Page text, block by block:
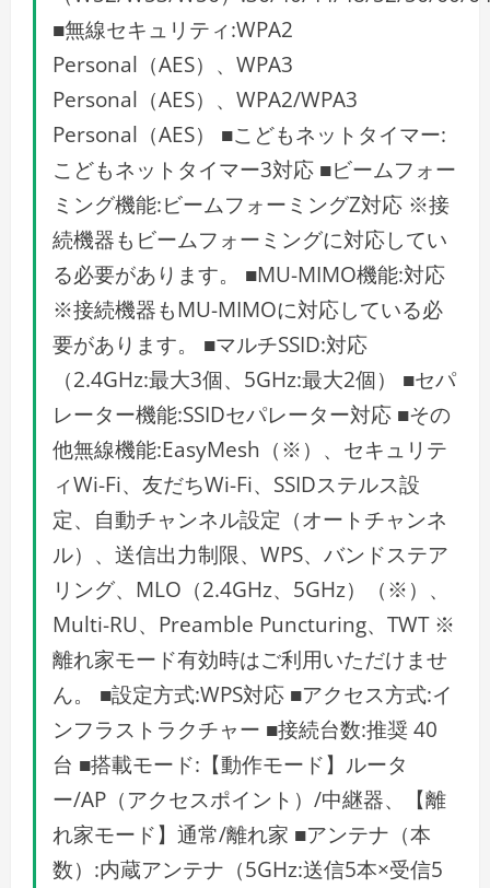
■無線セキュリティ:WPA2
Personal（AES）、WPA3
Personal（AES）、WPA2/WPA3
Personal（AES） ■こどもネットタイマー:
こどもネットタイマー3対応 ■ビームフォー
ミング機能:ビームフォーミングZ対応 ※接
続機器もビームフォーミングに対応してい
る必要があります。 ■MU-MIMO機能:対応
※接続機器もMU-MIMOに対応している必
要があります。 ■マルチSSID:対応
（2.4GHz:最大3個、5GHz:最大2個） ■セパ
レーター機能:SSIDセパレーター対応 ■その
他無線機能:EasyMesh（※）、セキュリテ
ィWi-Fi、友だちWi-Fi、SSIDステルス設
定、自動チャンネル設定（オートチャンネ
ル）、送信出力制限、WPS、バンドステア
リング、MLO（2.4GHz、5GHz）（※）、
Multi-RU、Preamble Puncturing、TWT ※
離れ家モード有効時はご利用いただけませ
ん。 ■設定方式:WPS対応 ■アクセス方式:イ
ンフラストラクチャー ■接続台数:推奨 40
台 ■搭載モード:【動作モード】ルータ
ー/AP（アクセスポイント）/中継器、【離
れ家モード】通常/離れ家 ■アンテナ（本
数）:内蔵アンテナ（5GHz:送信5本×受信5